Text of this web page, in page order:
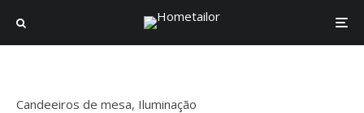
Candeeiros de mesa, Iluminação